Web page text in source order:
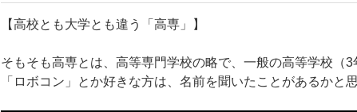
【高校とも大学とも違う「高専」】
そもそも高専とは、高等専門学校の略で、一般の高等学校（3
「ロボコン」とか好きな方は、名前を聞いたことがあるかと思